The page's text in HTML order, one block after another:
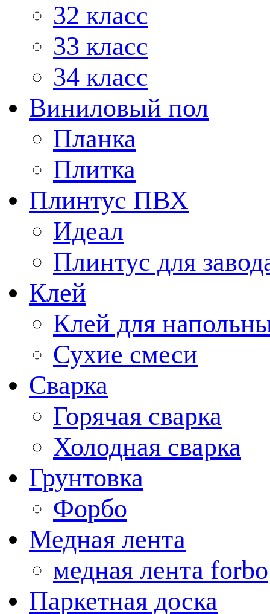
32 класс
33 класс
34 класс
Виниловый пол
Планка
Плитка
Плинтус ПВХ
Идеал
Плинтус для
Клей
Клей для
Сухие смеси
Сварка
Горячая сварка
Холодная сварка
Грунтовка
Форбо
Медная лента
медная лента forbo
Паркетная доска